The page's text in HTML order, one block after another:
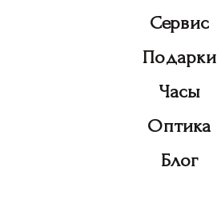
Сервис
Подарки
Часы
Оптика
Блог